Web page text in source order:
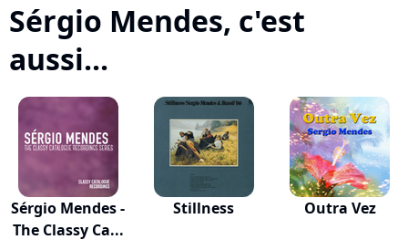
Sérgio Mendes, c'est
aussi...
Sérgio Mendes -
The Classy Ca...
Stillness Outra Vez